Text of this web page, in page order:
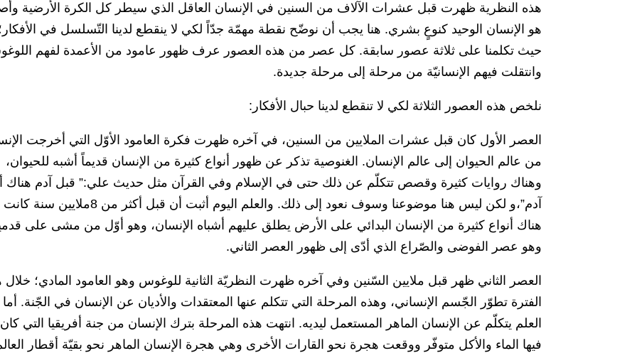
هذه النظرية ظهرت قبل عشرات الآلاف من السنين في الإنسان العاقل الذي سيطر كل الكرة الأرضية
هو الإنسان الوحيد كنوعٍ بشري. هنا يجب أن نوضّح نقطة مهمّة جدّاً لكي لا ينقطع لدينا التّسلسل في الأفكار؛
حيث تكلمنا على ثلاثة عصور سابقة. كل عصر من هذه العصور عرف ظهور عامود من الأعمدة لفهم
وانتقلت فيهم الإنسانيّة من مرحلة إلى مرحلة جديدة.
نلخص هذه العصور الثلاثة لكي لا تنقطع لدينا حبال الأفكار:
العصر الأول كان قبل عشرات الملايين من السنين، في آخره ظهرت فكرة العامود الأوّل التي أخرجت
من عالم الحيوان إلى عالم الإنسان. الغنوصية تذكر عن ظهور أنواع كثيرة من الإنسان قديماً أشبه للحيوان،
وهناك روايات كثيرة وقصص تتكلّم عن ذلك حتى في الإسلام وفي القرآن مثل حديث علي:” قبل آدم هناك
آدم”،و لكن ليس هنا موضوعنا وسوف نعود إلى ذلك. والعلم اليوم أثبت أن قبل أكثر من 8ملايين سنة كانت
هناك أنواع كثيرة من الإنسان البدائي على الأرض يطلق عليهم أشباه الإنسان، وهو أوّل من مشى على
وهو عصر الفوضى والصّراع الذي أدّى إلى ظهور العصر الثاني.
العصر الثاني ظهر قبل ملايين السّنين وفي آخره ظهرت النظريّة الثانية للوغوس وهو العامود المادي؛ خلال
الفترة تطوّر الجّسم الإنساني، وهذه المرحلة التي تتكلم عنها المعتقدات والأديان عن الإنسان في الجّنة. أما
العلم يتكلّم عن الإنسان الماهر المستعمل ليديه. انتهت هذه المرحلة بترك الإنسان من جنة أفريقيا التي كان
فيها الماء والأكل متوفّر ووقعت هجرة نحو القارات الأخرى وهي هجرة الإنسان الماهر نحو بقيّة أقطار